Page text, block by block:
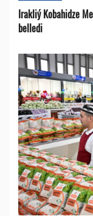
Irakliý Kobahidze
belledi